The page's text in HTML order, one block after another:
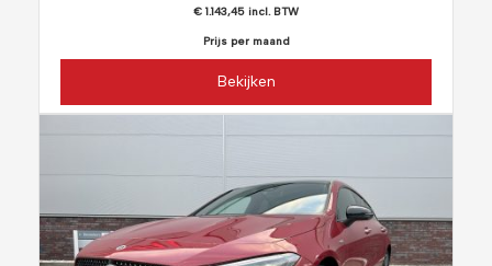
€ 1.143,45 incl. BTW
Prijs per maand
Bekijken